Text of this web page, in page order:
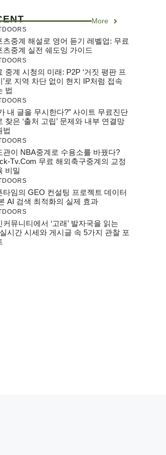
More
츠중계 해설로 영어 듣기 레벨업: 무료
츠중계 실전 쉐도잉 가이드
중계 시청의 미래: P2P ‘거짓 평판 프
’로 지역 차단 없이 현지 IP처럼 접속
법
내 글을 무시한다?” 사이트 무료진단
찾은 ‘출처 고립’ 문제와 내부 연결망
법
관이 NBA중계로 수용소를 바꿨다?
Tv.com 무료 해외축구중계의 교정
비밀
타임의 GEO 컨설팅 프로젝트 데이터
AI 검색 최적화의 실제 효과
커뮤니티에서 ‘고래’ 발자국을 읽는
시간 시세와 게시글 속 5가지 관찰 포